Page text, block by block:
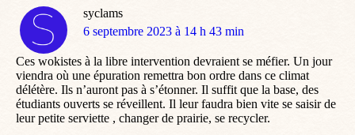
syclams
dit
6 septembre 2023 à 14 h 43 min
Ces wokistes à la libre intervention devraient se méfier. Un jour
viendra où une épuration remettra bon ordre dans ce climat
délétère. Ils n’auront pas à s’étonner. Il suffit que la base, des
étudiants ouverts se réveillent. Il leur faudra bien vite se saisir de
leur petite serviette , changer de prairie, se recycler.